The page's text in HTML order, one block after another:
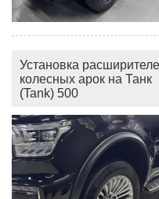
Установка
колесных арок на Танк
(Tank) 500